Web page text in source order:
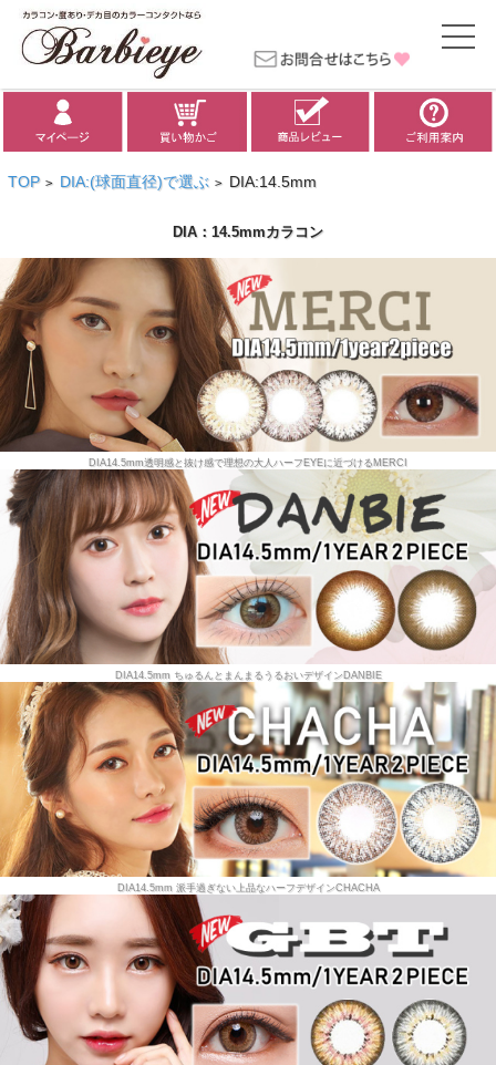
TOP > DIA:(球面直径)で選ぶ > DIA:14.5mm
DIA：14.5mmカラコン
DIA14.5mm透明感と抜け感で理想の大人ハーフEYEに近づけるMERCI
DIA14.5mm ちゅるんとまんまるうるおいデザインDANBIE
DIA14.5mm 派手過ぎない上品なハーフデザインCHACHA